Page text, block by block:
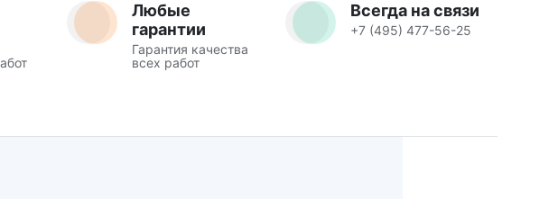
Любые
гарантии
Гарантия качества
всех работ
Всегда на связи
+7 (495) 477-56-25